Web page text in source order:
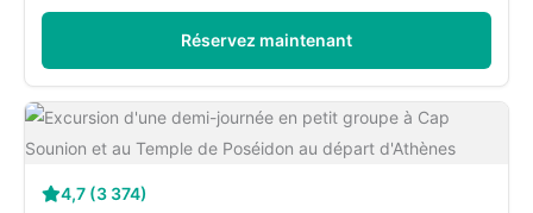
Réservez maintenant
4,7 (3 374)